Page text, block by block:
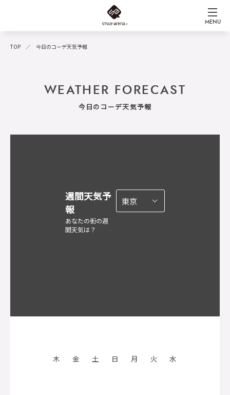
MENU
TOP 今日のコーデ天気予報
WEATHER FORECAST
今日のコーデ天気予報
週間天気予
報
あなたの街の週
間天気は？
木 金 土 日 月 火 水